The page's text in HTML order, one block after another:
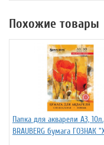
Похожие товары
Папка для акварели А3, 10л.
BRAUBERG бумага ГОЗНАК "Холст"